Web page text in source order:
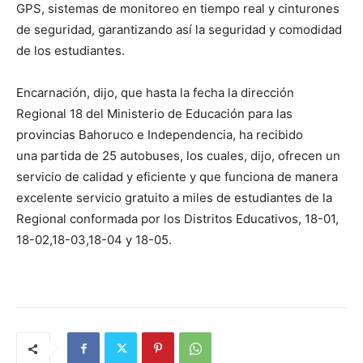
GPS, sistemas de monitoreo en tiempo real y cinturones
de seguridad, garantizando así la seguridad y comodidad
de los estudiantes.
Encarnación, dijo, que hasta la fecha la dirección
Regional 18 del Ministerio de Educación para las
provincias Bahoruco e Independencia, ha recibido
una partida de 25 autobuses, los cuales, dijo, ofrecen un
servicio de calidad y eficiente y que funciona de manera
excelente servicio gratuito a miles de estudiantes de la
Regional conformada por los Distritos Educativos, 18-01,
18-02,18-03,18-04 y 18-05.